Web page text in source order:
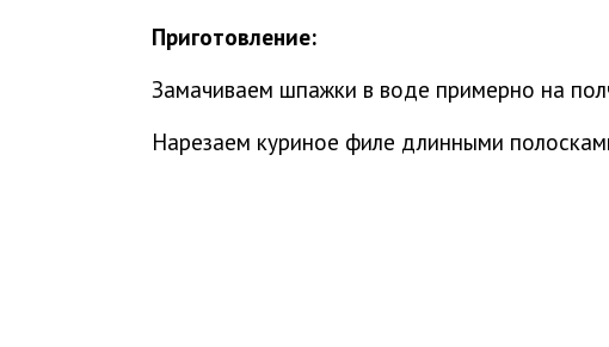
Приготовление:
Замачиваем шпажки в воде примерно на
Нарезаем куриное филе длинными